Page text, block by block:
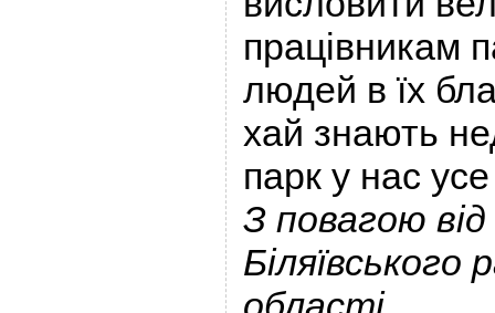
працівникам
людей в їх
хай знають
парк у нас
З повагою
Біляївського